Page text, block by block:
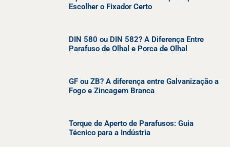
Escolher o Fixador Certo
DIN 580 ou DIN 582? A Diferença Entre
Parafuso de Olhal e Porca de Olhal
GF ou ZB? A diferença entre Galvanização a
Fogo e Zincagem Branca
Torque de Aperto de Parafusos: Guia
Técnico para a Indústria